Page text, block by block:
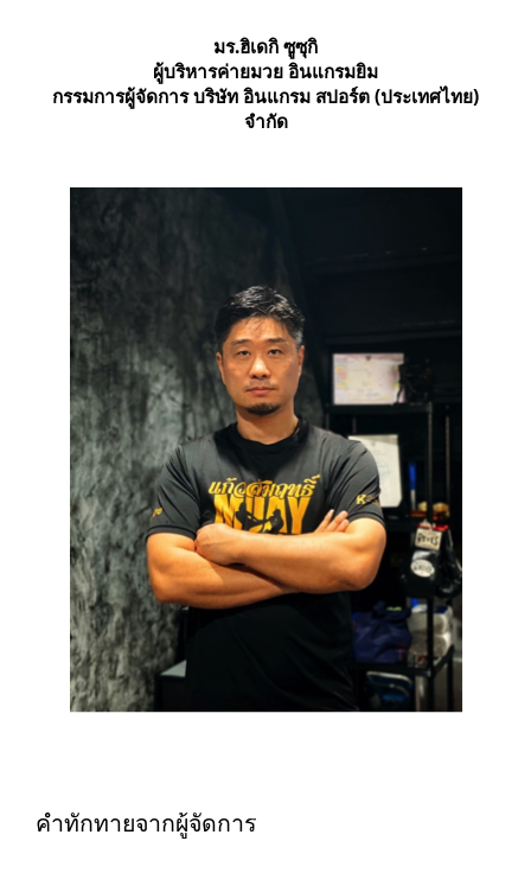
มร.ฮิเดกิ ซูซุกิ
ผู้บริหารค่ายมวย อินแกรมยิม
กรรมการผู้จัดการ บริษัท อินแกรม สปอร์ต (ประเทศไทย)
จำกัด
คำทักทายจากผู้จัดการ